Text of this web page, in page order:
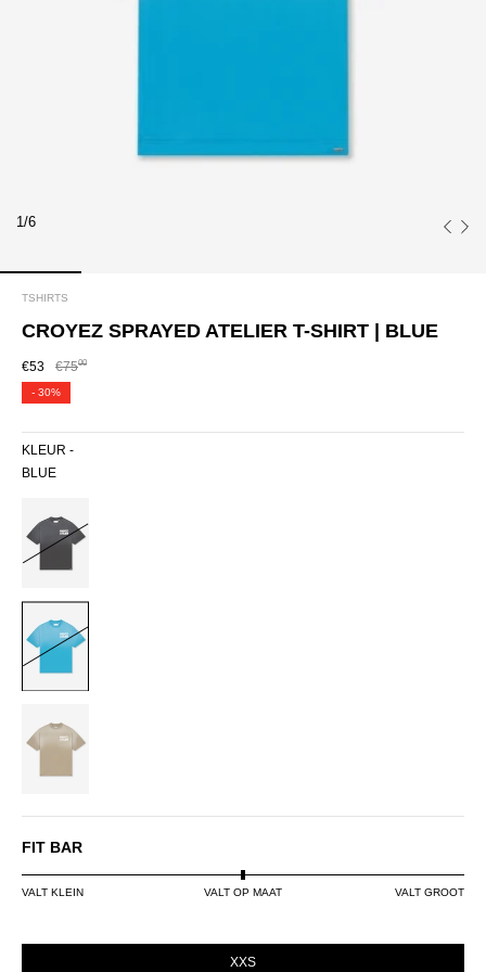
1/6
TSHIRTS
CROYEZ SPRAYED ATELIER T-SHIRT | BLUE
€53 €7500
- 30%
KLEUR -
BLUE
OLIVE
FIT BAR
VALT KLEIN VALT OP MAAT VALT GROOT
XXS